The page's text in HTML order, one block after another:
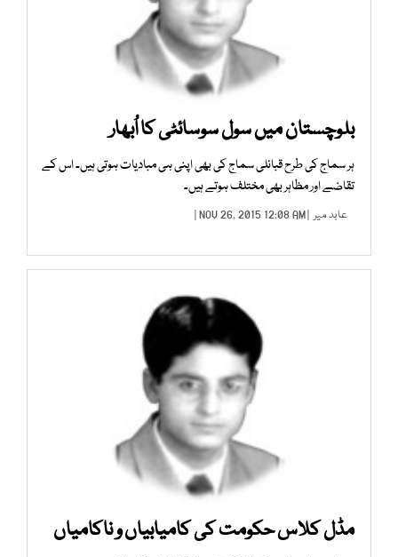
بلوچستان میں سول سوسائٹی کا اُبھار
ہر سماج کی طرح قبائلی سماج کی بھی اپنی ہی مبادیات ہوتی ہیں۔ اس کے
تقاضے اور مظاہر بھی مختلف ہوتے ہیں۔
عابد میر | NOV 26, 2015 12:08 AM |
مڈل کلاس حکومت کی کامیابیاں و ناکامیاں